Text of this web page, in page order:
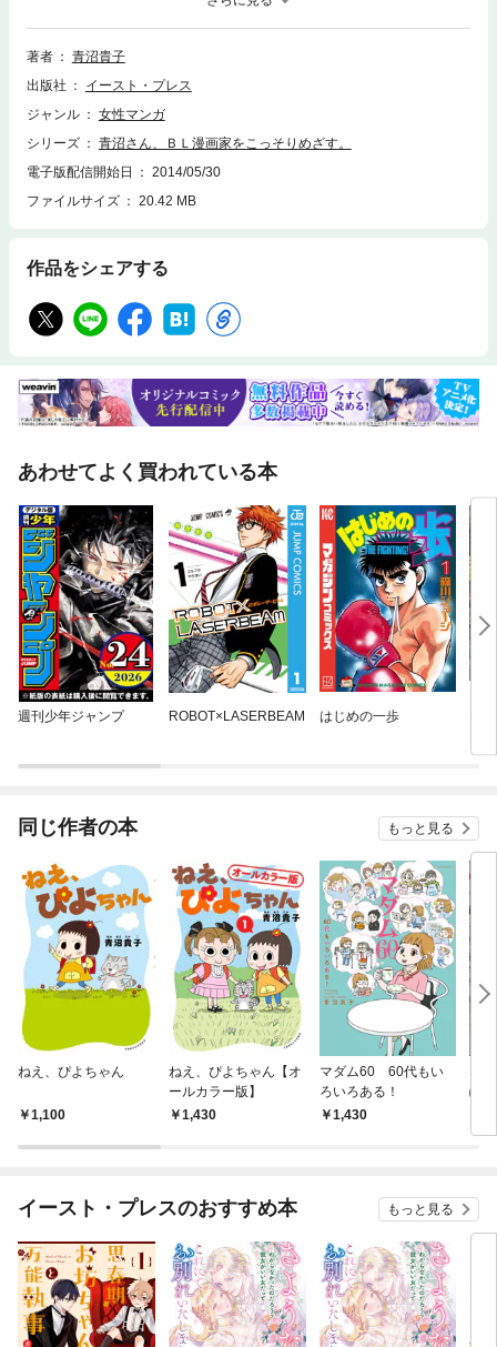
み！その過程のすべてを、ドＳ編集者・Ｍ元との絶妙な掛け合いとともに
描く実録コミックエッセイ。超本気でＢＬ漫画家をめざす青沼さんは、果
たしてデビューできるのか！？ いっぱい笑えて、出版界の内情も垣間見え
著者
青沼貴子
出版社
イースト・プレス
ジャンル
女性マンガ
シリーズ
青沼さん、ＢＬ漫画家をこっそりめざす。
電子版配信開始日
2014/05/30
ファイルサイズ
20.42 MB
作品をシェアする
あわせてよく買われている本
週刊少年ジャンプ ROBOT×LASERBEAM はじめの一歩
同じ作者の本 もっと見る
ねえ、ぴよちゃん
1,100
ねえ、ぴよちゃん【オ
ールカラー版】
1,430
マダム60 60代もい
ろいろある！
1,430
な
ぽ
話】
イースト・プレスのおすすめ本 もっと見る